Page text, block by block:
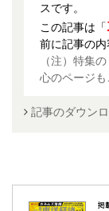
スです。
この記事は「
前に記事の内
（注）特集
心のページも
記事のダウン
掲